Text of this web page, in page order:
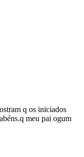
q os iniciados
meu pai ogum